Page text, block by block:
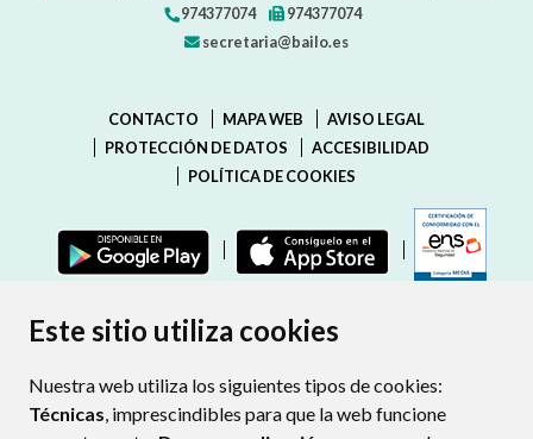
Este sitio utiliza cookies
Nuestra web utiliza los siguientes tipos de cookies:
Técnicas, imprescindibles para que la web funcione
974377074
974377074
secretaria@bailo.es
CONTACTO MAPA WEB
AVISO LEGAL
PROTECCIÓN DE DATOS
ACCESIBILIDAD
POLÍTICA DE COOKIES